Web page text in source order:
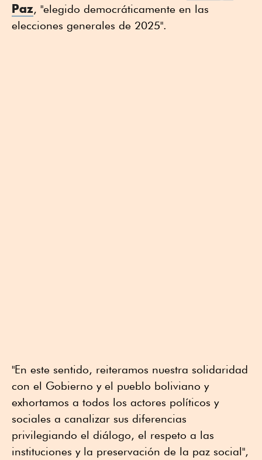
Paz, "elegido democráticamente en las
elecciones generales de 2025".
"En este sentido, reiteramos nuestra solidaridad
con el Gobierno y el pueblo boliviano y
exhortamos a todos los actores políticos y
sociales a canalizar sus diferencias
privilegiando el diálogo, el respeto a las
instituciones y la preservación de la paz social",